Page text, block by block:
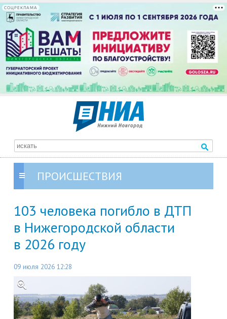
СОЦРЕКЛАМА
ПРОИСШЕСТВИЯ
103 человека погибло в ДТП
в Нижегородской области
в 2026 году
09 июля 2026 12:28